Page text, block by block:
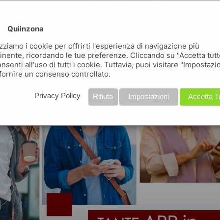
quiinzona non è una delle tante app, ma tante app in
Quiinzona
i cookie per offrirti l'esperienza di navigazione più
ricordando le tue preferenze. Cliccando su "Accetta
all'uso di tutti i cookie. Tuttavia, puoi visitare
un consenso controllato.
Accetta
Impostazioni
Rifiuta
Privacy Policy